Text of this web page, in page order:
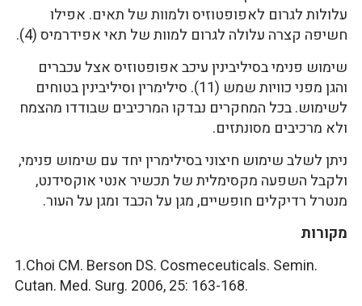
עלולות לגרום לאפופטוזיס ולמוות של תאים. אפילו
חשיפה קצרה עלולה לגרום למוות של תאי אפידרמיס (4).
שימוש פנימי בסיליבינין עיכב אפופטוזיס אצל עכברים
והגן מפני כוויות שמש (11). סילימרין וסיליבינין בטוחים
לשימוש. בכל המחקרים נבדקו המרכיבים שבודדו מהצמח
ולא מרכיבים מסונתזים.
ניתן לשלב שימוש חיצוני בסילימרין יחד עם שימוש פנימי,
ולקבל השפעה מקסימלית של תכשיר אנטי אוקסידנט,
מנטרל רדיקלים חופשיים, מגן על הכבד ומגן על העור.
מקורות
1.Choi CM. Berson DS. Cosmeceuticals. Semin.
Cutan. Med. Surg. 2006, 25: 163-168.